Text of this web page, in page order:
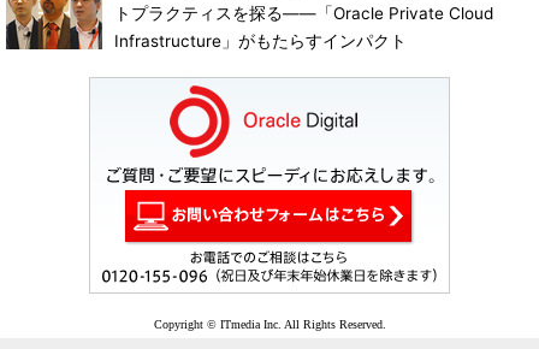
トプラクティスを探る――「Oracle Private Cloud
Infrastructure」がもたらすインパクト
Copyright © ITmedia Inc. All Rights Reserved.